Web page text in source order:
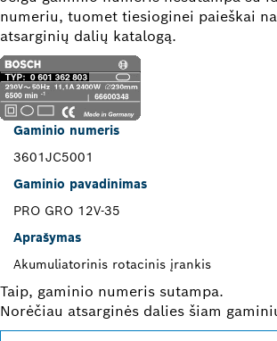
numeriu, tuomet tiesioginei paieškai
atsarginių dalių katalogą.
Gaminio numeris
3601JC5001
Gaminio pavadinimas
PRO GRO 12V-35
Aprašymas
Akumuliatorinis rotacinis įrankis
Taip, gaminio numeris sutampa.
Norėčiau atsarginės dalies šiam